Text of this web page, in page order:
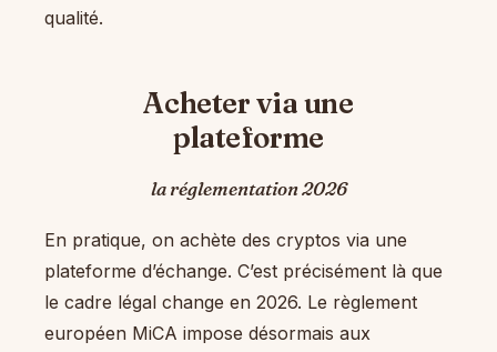
qualité.
Acheter via une
plateforme
la réglementation 2026
En pratique, on achète des cryptos via une
plateforme d’échange. C’est précisément là que
le cadre légal change en 2026. Le règlement
européen MiCA impose désormais aux